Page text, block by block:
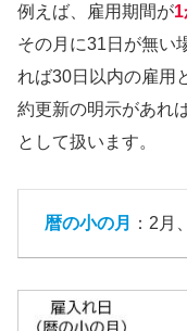
例えば、雇用期間が1
その月に31日が無い
れば30日以内の雇用
約更新の明示があれ
として扱います。
暦の小の月 ：2月